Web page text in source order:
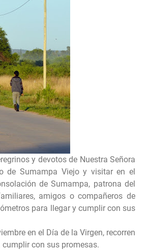
y devotos de Nuestra Señora
de Sumampa Viejo y visitar en el
de Sumampa, patrona del
amigos o compañeros de
para llegar y cumplir con sus
en el Día de la Virgen, recorren
con sus promesas.